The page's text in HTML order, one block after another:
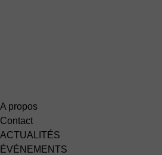
A propos
Contact
ACTUALITÉS
ÉVÉNEMENTS